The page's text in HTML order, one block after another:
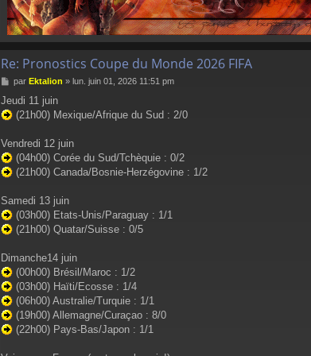
Re: Pronostics Coupe du Monde 2026 FIFA
M
s
s
g
e
par Ektalion » lun. juin 01, 2026 11:51 pm
Jeudi 11 juin
(21h00) Mexique/Afrique du Sud : 2/0
Vendredi 12 juin
(04h00) Corée du Sud/Tchèquie : 0/2
(21h00) Canada/Bosnie-Herzégovine : 1/2
Samedi 13 juin
(03h00) Etats-Unis/Paraguay : 1/1
(21h00) Quatar/Suisse : 0/5
Dimanche14 juin
(00h00) Brésil/Maroc : 1/2
(03h00) Haïti/Ecosse : 1/4
(06h00) Australie/Turquie : 1/1
(19h00) Allemagne/Curaçao : 8/0
(22h00) Pays-Bas/Japon : 1/1